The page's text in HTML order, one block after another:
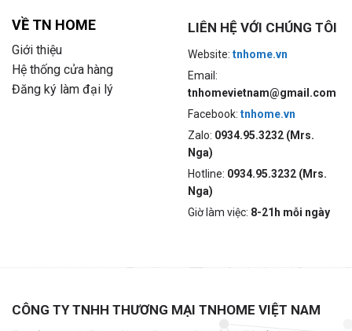
VỀ TN HOME
Giới thiệu
Hệ thống cửa hàng
Đăng ký làm đại lý
LIÊN HỆ VỚI CHÚNG TÔI
Website: tnhome.vn
Email:
tnhomevietnam@gmail.com
Facebook: tnhome.vn
Zalo: 0934.95.3232 (Mrs.
Nga)
Hotline: 0934.95.3232 (Mrs.
Nga)
Giờ làm việc: 8-21h mỗi ngày
CÔNG TY TNHH THƯƠNG MẠI TNHOME VIỆT NAM